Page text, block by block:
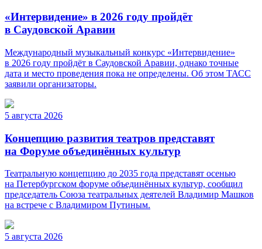
«Интервидение» в 2026 году пройдёт
в Саудовской Аравии
Международный музыкальный конкурс «Интервидение»
в 2026 году пройдёт в Саудовской Аравии, однако точные
дата и место проведения пока не определены. Об этом ТАСС
заявили организаторы.
5 августа 2026
Концепцию развития театров представят
на Форуме объединённых культур
Театральную концепцию до 2035 года представят осенью
на Петербургском форуме объединённых культур, сообщил
председатель Союза театральных деятелей Владимир Машков
на встрече с Владимиром Путиным.
5 августа 2026